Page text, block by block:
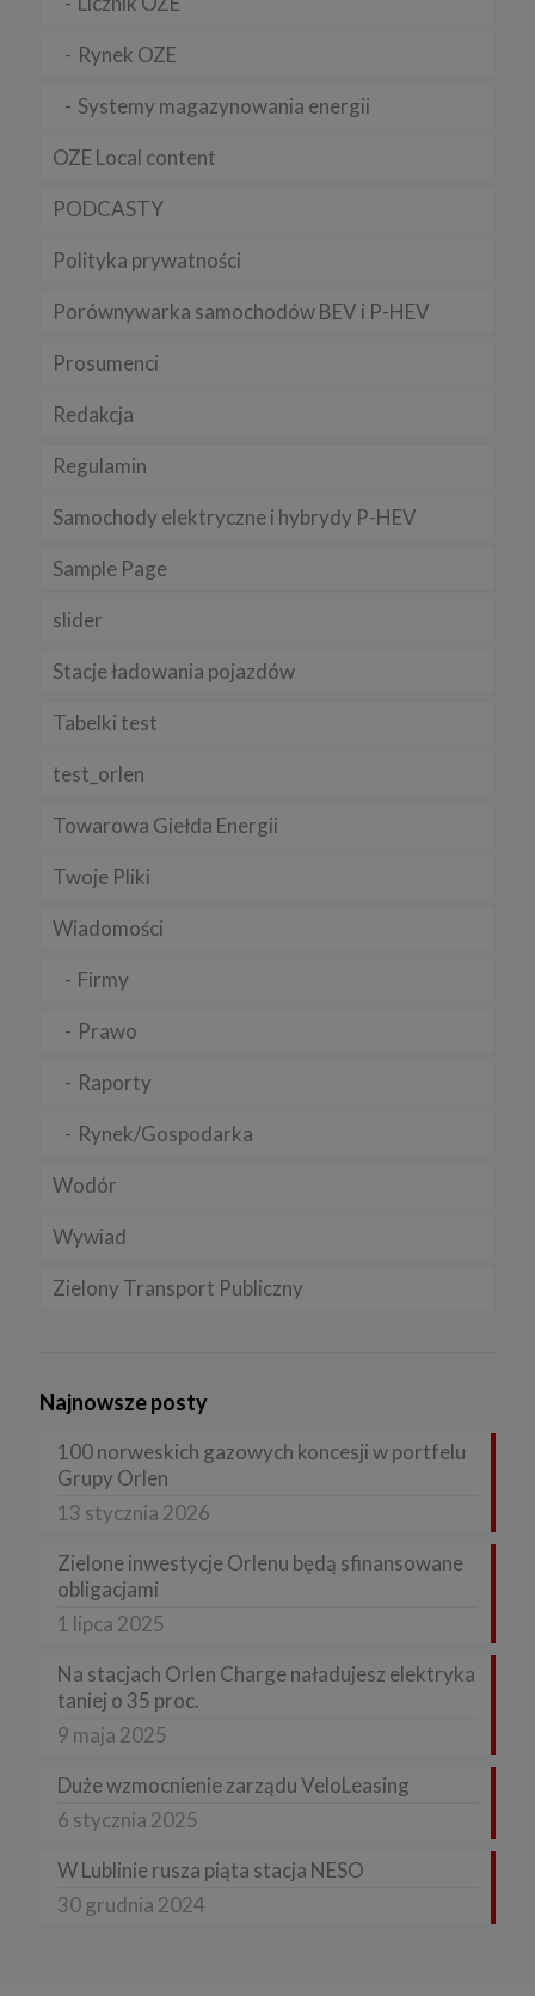
Rynek OZE
Systemy magazynowania energii
OZE Local content
PODCASTY
Polityka prywatności
Porównywarka samochodów BEV i P-HEV
Prosumenci
Redakcja
Regulamin
Samochody elektryczne i hybrydy P-HEV
Sample Page
slider
Stacje ładowania pojazdów
Tabelki test
test_orlen
Towarowa Giełda Energii
Twoje Pliki
Wiadomości
Firmy
Prawo
Raporty
Rynek/Gospodarka
Wodór
Wywiad
Zielony Transport Publiczny
Najnowsze posty
100 norweskich gazowych koncesji w portfelu
Grupy Orlen
13 stycznia 2026
Zielone inwestycje Orlenu będą sfinansowane
obligacjami
1 lipca 2025
Na stacjach Orlen Charge naładujesz elektryka
taniej o 35 proc.
9 maja 2025
Duże wzmocnienie zarządu VeloLeasing
6 stycznia 2025
W Lublinie rusza piąta stacja NESO
30 grudnia 2024